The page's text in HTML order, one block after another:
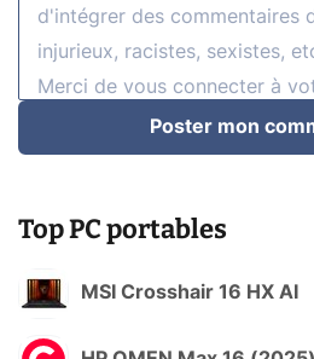
Poster mon
Top PC portables
MSI Crosshair 16 HX AI